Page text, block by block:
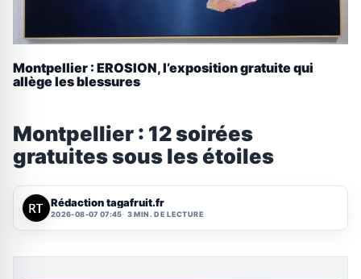
Montpellier : EROSION, l’exposition gratuite qui
allège les blessures
Montpellier : 12 soirées
gratuites sous les étoiles
Rédaction tagafruit.fr
2026-08-07 07:45 3 MIN. DE LECTURE